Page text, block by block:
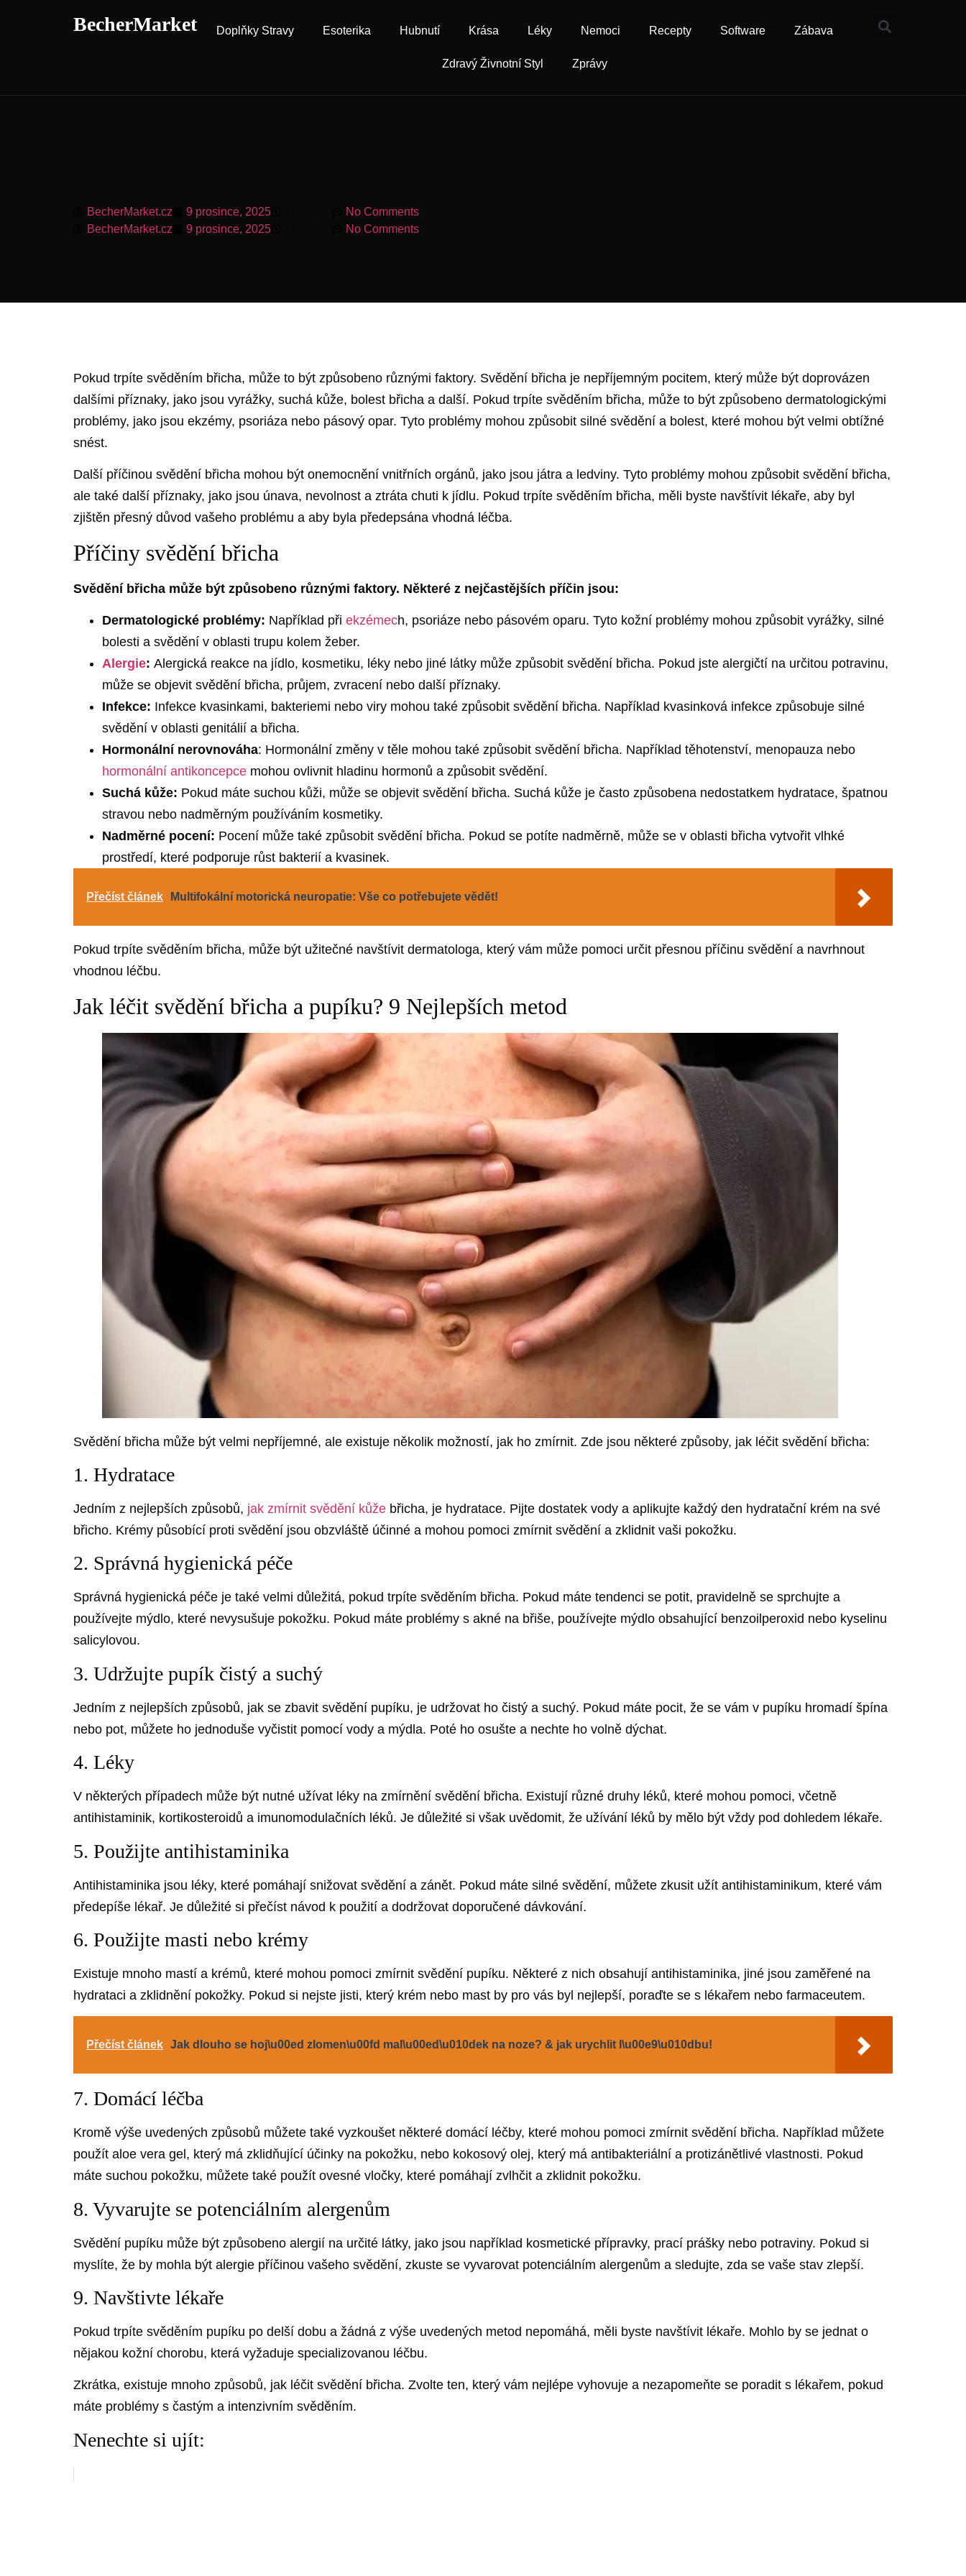
BecherMarket Doplňky Stravy Esoterika Hubnutí Krása Léky Nemoci Recepty Software Zábava
Zdravý Živnotní Styl Zprávy
BecherMarket.cz 9 prosince, 2025
No Comments
BecherMarket.cz
9 prosince, 2025 No Comments
Pokud trpíte svěděním břicha, může to být způsobeno různými faktory. Svědění břicha je nepříjemným pocitem, který může být doprovázen
dalšími příznaky, jako jsou vyrážky, suchá kůže, bolest břicha a další. Pokud trpíte svěděním břicha, může to být způsobeno dermatologickými
problémy, jako jsou ekzémy, psoriáza nebo pásový opar. Tyto problémy mohou způsobit silné svědění a bolest, které mohou být velmi obtížné
snést.
Další příčinou svědění břicha mohou být onemocnění vnitřních orgánů, jako jsou játra a ledviny. Tyto problémy mohou způsobit svědění břicha,
ale také další příznaky, jako jsou únava, nevolnost a ztráta chuti k jídlu. Pokud trpíte svěděním břicha, měli byste navštívit lékaře, aby byl
zjištěn přesný důvod vašeho problému a aby byla předepsána vhodná léčba.
Příčiny svědění břicha
Svědění břicha může být způsobeno různými faktory. Některé z nejčastějších příčin jsou:
Dermatologické problémy: Například při ekzémech, psoriáze nebo pásovém oparu. Tyto kožní problémy mohou způsobit vyrážky, silné
bolesti a svědění v oblasti trupu kolem žeber.
Alergie: Alergická reakce na jídlo, kosmetiku, léky nebo jiné látky může způsobit svědění břicha. Pokud jste alergičtí na určitou potravinu,
může se objevit svědění břicha, průjem, zvracení nebo další příznaky.
Infekce: Infekce kvasinkami, bakteriemi nebo viry mohou také způsobit svědění břicha. Například kvasinková infekce způsobuje silné
svědění v oblasti genitálií a břicha.
Hormonální nerovnováha: Hormonální změny v těle mohou také způsobit svědění břicha. Například těhotenství, menopauza nebo
hormonální antikoncepce mohou ovlivnit hladinu hormonů a způsobit svědění.
Suchá kůže: Pokud máte suchou kůži, může se objevit svědění břicha. Suchá kůže je často způsobena nedostatkem hydratace, špatnou
stravou nebo nadměrným používáním kosmetiky.
Nadměrné pocení: Pocení může také způsobit svědění břicha. Pokud se potíte nadměrně, může se v oblasti břicha vytvořit vlhké
prostředí, které podporuje růst bakterií a kvasinek.
Přečíst článek Multifokální motorická neuropatie: Vše co potřebujete vědět!
Pokud trpíte svěděním břicha, může být užitečné navštívit dermatologa, který vám může pomoci určit přesnou příčinu svědění a navrhnout
vhodnou léčbu.
Jak léčit svědění břicha a pupíku? 9 Nejlepších metod
Svědění břicha může být velmi nepříjemné, ale existuje několik možností, jak ho zmírnit. Zde jsou některé způsoby, jak léčit svědění břicha:
1. Hydratace
Jedním z nejlepších způsobů, jak zmírnit svědění kůže břicha, je hydratace. Pijte dostatek vody a aplikujte každý den hydratační krém na své
břicho. Krémy působící proti svědění jsou obzvláště účinné a mohou pomoci zmírnit svědění a zklidnit vaši pokožku.
2. Správná hygienická péče
Správná hygienická péče je také velmi důležitá, pokud trpíte svěděním břicha. Pokud máte tendenci se potit, pravidelně se sprchujte a
používejte mýdlo, které nevysušuje pokožku. Pokud máte problémy s akné na břiše, používejte mýdlo obsahující benzoilperoxid nebo kyselinu
salicylovou.
3. Udržujte pupík čistý a suchý
Jedním z nejlepších způsobů, jak se zbavit svědění pupíku, je udržovat ho čistý a suchý. Pokud máte pocit, že se vám v pupíku hromadí špína
nebo pot, můžete ho jednoduše vyčistit pomocí vody a mýdla. Poté ho osušte a nechte ho volně dýchat.
4. Léky
V některých případech může být nutné užívat léky na zmírnění svědění břicha. Existují různé druhy léků, které mohou pomoci, včetně
antihistaminik, kortikosteroidů a imunomodulačních léků. Je důležité si však uvědomit, že užívání léků by mělo být vždy pod dohledem lékaře.
5. Použijte antihistaminika
Antihistaminika jsou léky, které pomáhají snižovat svědění a zánět. Pokud máte silné svědění, můžete zkusit užít antihistaminikum, které vám
předepíše lékař. Je důležité si přečíst návod k použití a dodržovat doporučené dávkování.
6. Použijte masti nebo krémy
Existuje mnoho mastí a krémů, které mohou pomoci zmírnit svědění pupíku. Některé z nich obsahují antihistaminika, jiné jsou zaměřené na
hydrataci a zklidnění pokožky. Pokud si nejste jisti, který krém nebo mast by pro vás byl nejlepší, poraďte se s lékařem nebo farmaceutem.
Přečíst článek Jak dlouho se hoj\u00ed zlomen\u00fd mal\u00ed\u010dek na noze? & jak urychlit l\u00e9\u010dbu!
7. Domácí léčba
Kromě výše uvedených způsobů můžete také vyzkoušet některé domácí léčby, které mohou pomoci zmírnit svědění břicha. Například můžete
použít aloe vera gel, který má zklidňující účinky na pokožku, nebo kokosový olej, který má antibakteriální a protizánětlivé vlastnosti. Pokud
máte suchou pokožku, můžete také použít ovesné vločky, které pomáhají zvlhčit a zklidnit pokožku.
8. Vyvarujte se potenciálním alergenům
Svědění pupíku může být způsobeno alergií na určité látky, jako jsou například kosmetické přípravky, prací prášky nebo potraviny. Pokud si
myslíte, že by mohla být alergie příčinou vašeho svědění, zkuste se vyvarovat potenciálním alergenům a sledujte, zda se vaše stav zlepší.
9. Navštivte lékaře
Pokud trpíte svěděním pupíku po delší dobu a žádná z výše uvedených metod nepomáhá, měli byste navštívit lékaře. Mohlo by se jednat o
nějakou kožní chorobu, která vyžaduje specializovanou léčbu.
Zkrátka, existuje mnoho způsobů, jak léčit svědění břicha. Zvolte ten, který vám nejlépe vyhovuje a nezapomeňte se poradit s lékařem, pokud
máte problémy s častým a intenzivním svěděním.
Nenechte si ujít: